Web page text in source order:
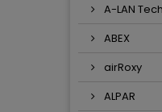
A-LAN
ABEX
airRoxy
ALPAR